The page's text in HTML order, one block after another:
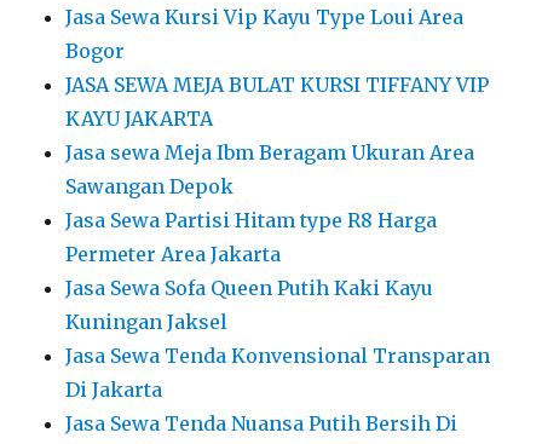
Jasa Sewa Kursi Vip Kayu Type Loui Area
Bogor
JASA SEWA MEJA BULAT KURSI TIFFANY VIP
KAYU JAKARTA
Jasa sewa Meja Ibm Beragam Ukuran Area
Sawangan Depok
Jasa Sewa Partisi Hitam type R8 Harga
Permeter Area Jakarta
Jasa Sewa Sofa Queen Putih Kaki Kayu
Kuningan Jaksel
Jasa Sewa Tenda Konvensional Transparan
Di Jakarta
Jasa Sewa Tenda Nuansa Putih Bersih Di